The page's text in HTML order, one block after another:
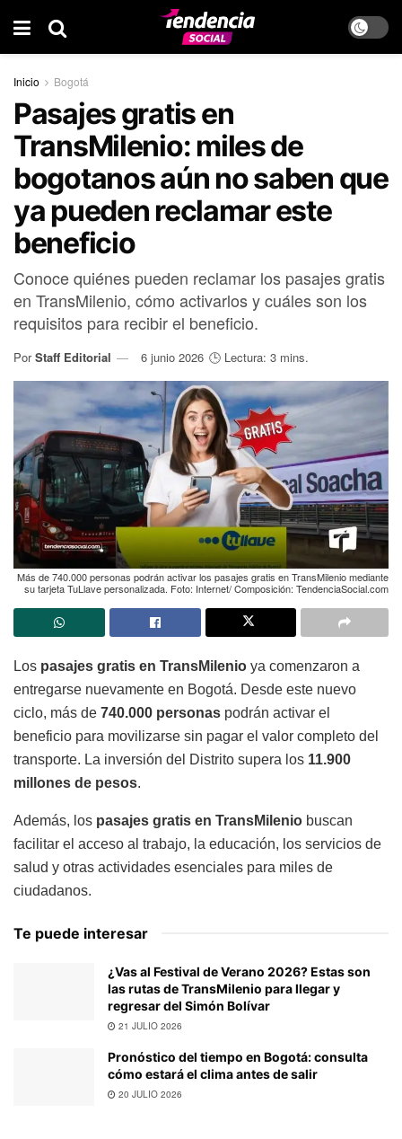
Inicio Bogotá
Pasajes gratis en
TransMilenio: miles de
bogotanos aún no saben que
ya pueden reclamar este
beneficio
Conoce quiénes pueden reclamar los pasajes gratis
en TransMilenio, cómo activarlos y cuáles son los
requisitos para recibir el beneficio.
Por Staff Editorial 6 junio 2026 🕒 Lectura: 3 mins.
Más de 740.000 personas podrán activar los pasajes gratis en TransMilenio mediante
su tarjeta TuLlave personalizada. Foto: Internet/ Composición: TendenciaSocial.com
Los pasajes gratis en TransMilenio ya comenzaron a
entregarse nuevamente en Bogotá. Desde este nuevo
ciclo, más de 740.000 personas podrán activar el
beneficio para movilizarse sin pagar el valor completo del
transporte. La inversión del Distrito supera los 11.900
millones de pesos.
Además, los pasajes gratis en TransMilenio buscan
facilitar el acceso al trabajo, la educación, los servicios de
salud y otras actividades esenciales para miles de
ciudadanos.
Te puede interesar
¿Vas al Festival de Verano 2026? Estas son
las rutas de TransMilenio para llegar y
regresar del Simón Bolívar
21 JULIO 2026
Pronóstico del tiempo en Bogotá: consulta
cómo estará el clima antes de salir
20 JULIO 2026